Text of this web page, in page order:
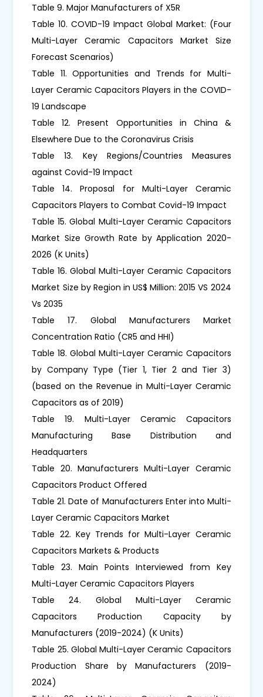
Table 9. Major Manufacturers of X5R
Table 10. COVID-19 Impact Global Market: (Four
Multi-Layer Ceramic Capacitors Market Size
Forecast Scenarios)
Table 11. Opportunities and Trends for Multi-
Layer Ceramic Capacitors Players in the COVID-
19 Landscape
Table 12. Present Opportunities in China &
Elsewhere Due to the Coronavirus Crisis
Table 13. Key Regions/Countries Measures
against Covid-19 Impact
Table 14. Proposal for Multi-Layer Ceramic
Capacitors Players to Combat Covid-19 Impact
Table 15. Global Multi-Layer Ceramic Capacitors
Market Size Growth Rate by Application 2020-
2026 (K Units)
Table 16. Global Multi-Layer Ceramic Capacitors
Market Size by Region in US$ Million: 2015 VS 2024
Vs 2035
Table 17. Global Manufacturers Market
Concentration Ratio (CR5 and HHI)
Table 18. Global Multi-Layer Ceramic Capacitors
by Company Type (Tier 1, Tier 2 and Tier 3)
(based on the Revenue in Multi-Layer Ceramic
Capacitors as of 2019)
Table 19. Multi-Layer Ceramic Capacitors
Manufacturing Base Distribution and
Headquarters
Table 20. Manufacturers Multi-Layer Ceramic
Capacitors Product Offered
Table 21. Date of Manufacturers Enter into Multi-
Layer Ceramic Capacitors Market
Table 22. Key Trends for Multi-Layer Ceramic
Capacitors Markets & Products
Table 23. Main Points Interviewed from Key
Multi-Layer Ceramic Capacitors Players
Table 24. Global Multi-Layer Ceramic
Capacitors Production Capacity by
Manufacturers (2019-2024) (K Units)
Table 25. Global Multi-Layer Ceramic Capacitors
Production Share by Manufacturers (2019-
2024)